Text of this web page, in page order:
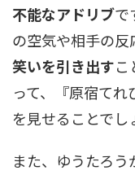
不能なアドリブで
の空気や相手の反
笑いを引き出す
って、『原宿て
を見せることでし
また、ゆうたろ